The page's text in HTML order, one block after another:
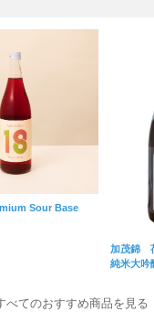
Sour Base
加茂錦
純米大吟
べてのおすすめ商品を見る